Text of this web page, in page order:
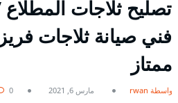
فني صيانة ثلاجات
ممتاز
بواسطة rwan مارس 6, 2021 0